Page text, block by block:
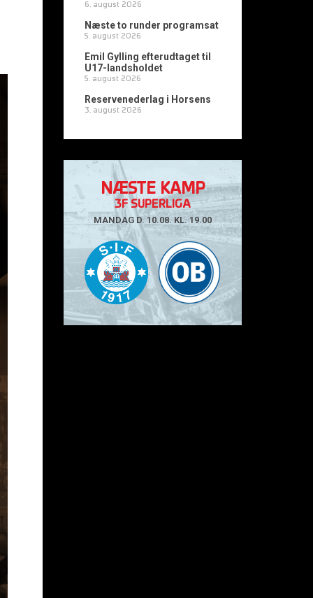
6. august 2026
Næste to runder programsat
5. august 2026
Emil Gylling efterudtaget til
U17-landsholdet
5. august 2026
Reservenederlag i Horsens
3. august 2026
NÆSTE KAMP
3F SUPERLIGA
MANDAG D. 10.08. KL. 19.00